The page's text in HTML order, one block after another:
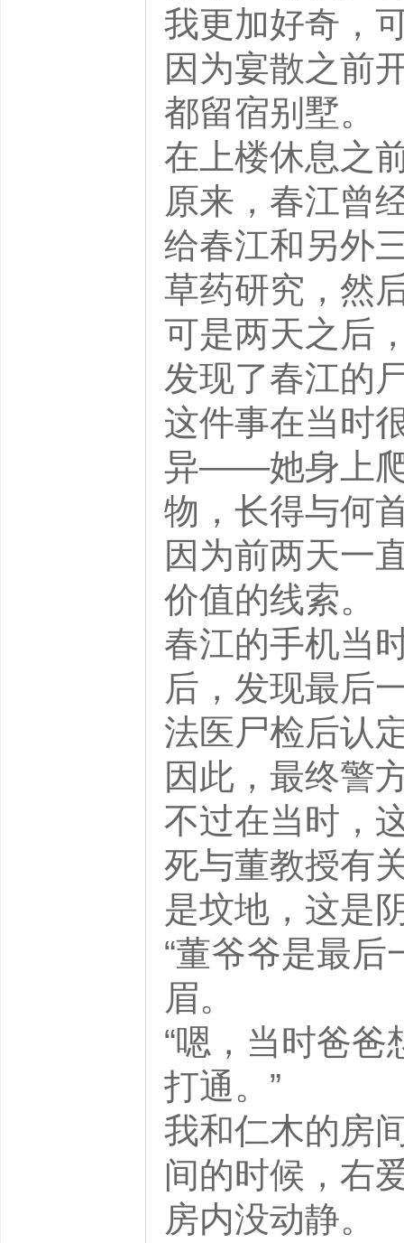
我更加好奇，
因为宴散之前
都留宿别墅。
在上楼休息之
原来，春江曾
给春江和另外
草药研究，然
可是两天之后
发现了春江的
这件事在当时
异——她身上爬
物，长得与何
因为前两天一
价值的线索。
春江的手机当
后，发现最后
法医尸检后认
因此，最终警
不过在当时，
死与董教授有
是坟地，这是
“董爷爷是最后
眉。
“嗯，当时爸
打通。”
我和仁木的房
间的时候，右
房内没动静。